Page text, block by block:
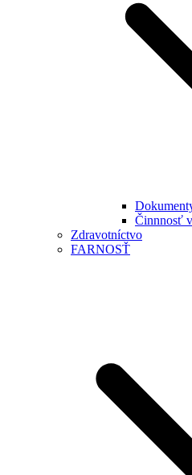
Činnnosť
Zdravotníctvo
FARNOSŤ